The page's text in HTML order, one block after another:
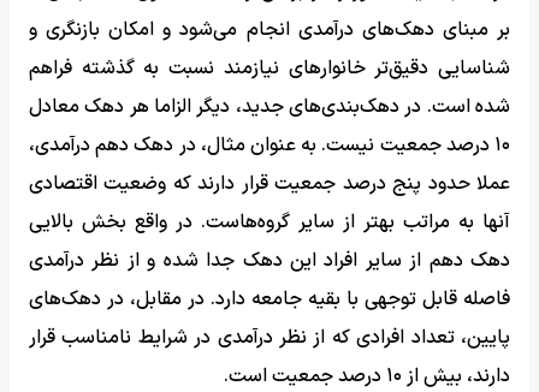
بر مبنای دهک‌های درآمدی انجام می‌شود و امکان بازنگری و
شناسایی دقیق‌تر خانوارهای نیازمند نسبت به گذشته فراهم
شده است. در دهک‌بندی‌های جدید، دیگر الزاما هر دهک معادل
۱۰ درصد جمعیت نیست. به عنوان مثال، در دهک دهم درآمدی،
عملا حدود پنج درصد جمعیت قرار دارند که وضعیت اقتصادی
آنها به مراتب بهتر از سایر گروه‌هاست. در واقع بخش بالایی
دهک دهم از سایر افراد این دهک جدا شده و از نظر درآمدی
فاصله قابل توجهی با بقیه جامعه دارد. در مقابل، در دهک‌های
پایین، تعداد افرادی که از نظر درآمدی در شرایط نامناسب قرار
دارند، بیش از ۱۰ درصد جمعیت است.